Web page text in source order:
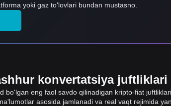
yoki gaz to'lovlari bundan mustasno.
konvertatsiya juftliklari
bo'lgan eng faol savdo qilinadigan kripto-fiat
asosida jamlanadi va real vaqt rejimida